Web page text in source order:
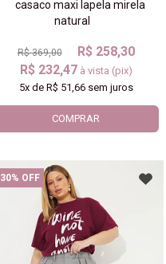
casaco maxi lapela mirela
natural
R$ 369,00
R$ 258,30
R$ 232,47 à vista (pix)
5xde R$ 51,66sem juros
COMPRAR
30% OFF